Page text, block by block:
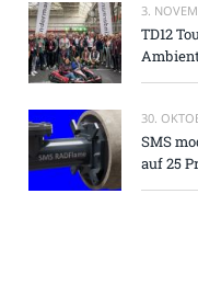
3.
TD12
30.
SMS
auf 25